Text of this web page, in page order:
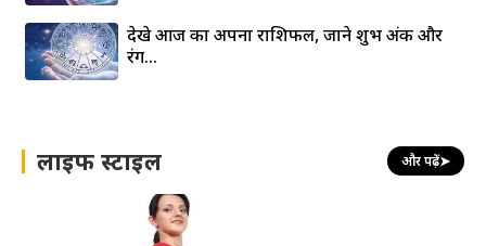
देखे आज का अपना राशिफल, जाने शुभ अंक और
रंग…
लाइफ स्टाइल और पढ़ें➤